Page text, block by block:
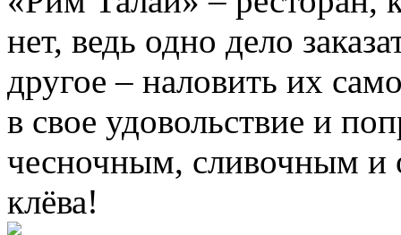
нет, ведь одно дело
другое – наловить их
в свое удовольствие и
чесночным, сливочным
клёва!